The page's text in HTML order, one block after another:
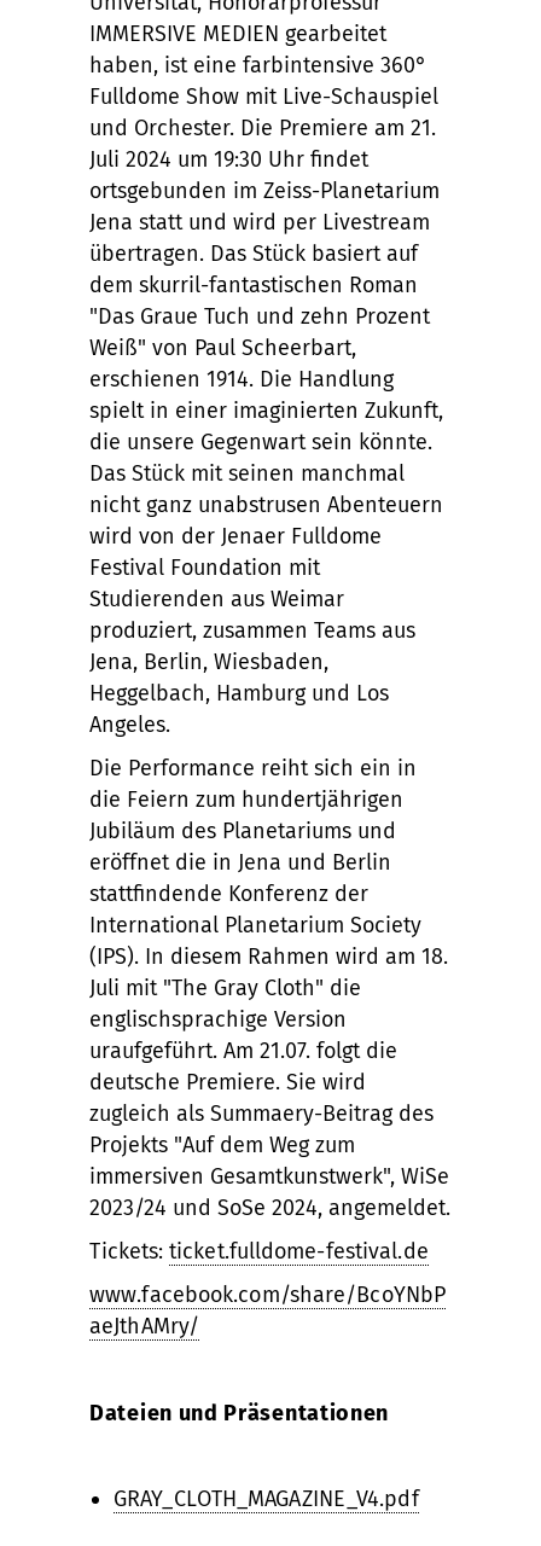
IMMERSIVE MEDIEN gearbeitet
haben, ist eine farbintensive 360°
Fulldome Show mit Live-Schauspiel
und Orchester. Die Premiere am 21.
Juli 2024 um 19:30 Uhr findet
ortsgebunden im Zeiss-Planetarium
Jena statt und wird per Livestream
übertragen. Das Stück basiert auf
dem skurril-fantastischen Roman
"Das Graue Tuch und zehn Prozent
Weiß" von Paul Scheerbart,
erschienen 1914. Die Handlung
spielt in einer imaginierten Zukunft,
die unsere Gegenwart sein könnte.
Das Stück mit seinen manchmal
nicht ganz unabstrusen Abenteuern
wird von der Jenaer Fulldome
Festival Foundation mit
Studierenden aus Weimar
produziert, zusammen Teams aus
Jena, Berlin, Wiesbaden,
Heggelbach, Hamburg und Los
Angeles.
Die Performance reiht sich ein in
die Feiern zum hundertjährigen
Jubiläum des Planetariums und
eröffnet die in Jena und Berlin
stattfindende Konferenz der
International Planetarium Society
(IPS). In diesem Rahmen wird am 18.
Juli mit "The Gray Cloth" die
englischsprachige Version
uraufgeführt. Am 21.07. folgt die
deutsche Premiere. Sie wird
zugleich als Summaery-Beitrag des
Projekts "Auf dem Weg zum
immersiven Gesamtkunstwerk", WiSe
2023/24 und SoSe 2024, angemeldet.
Tickets: ticket.fulldome-festival.de
www.facebook.com/share/BcoYNbP
aeJthAMry/
Dateien und Präsentationen
GRAY_CLOTH_MAGAZINE_V4.pdf